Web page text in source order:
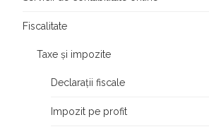
Fiscalitate
Taxe și impozite
Declarații fiscale
Impozit pe profit